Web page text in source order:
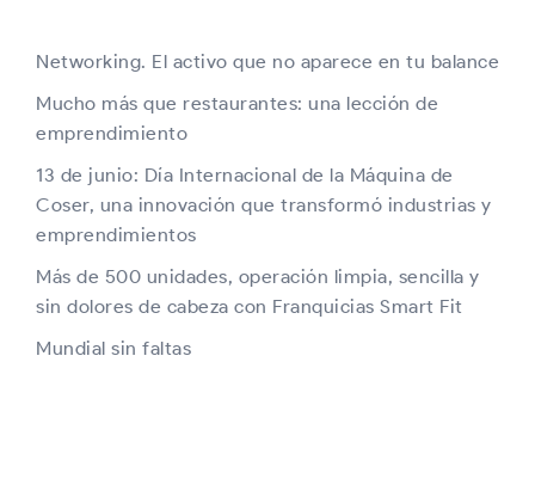
Networking. El activo que no aparece en tu balance
Mucho más que restaurantes: una lección de
emprendimiento
13 de junio: Día Internacional de la Máquina de
Coser, una innovación que transformó industrias y
emprendimientos
Más de 500 unidades, operación limpia, sencilla y
sin dolores de cabeza con Franquicias Smart Fit
Mundial sin faltas